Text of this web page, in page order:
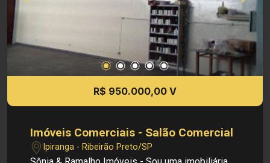
R$ 950.000,00 V
Imóveis Comerciais - Salão Comercial
Ipiranga - Ribeirão Preto/SP